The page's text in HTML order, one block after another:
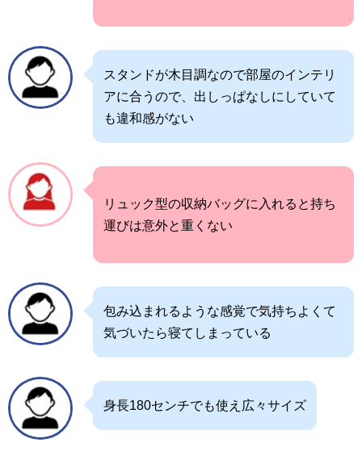
スタンドが木目調なので部屋のインテリ
アに合うので、出しっぱなしにしていて
も違和感がない
リュック型の収納バッグに入れると持ち
運びは意外と重くない
包み込まれるような感覚で気持ちよくて
気づいたら寝てしまっている
身長180センチでも使え広々サイズ